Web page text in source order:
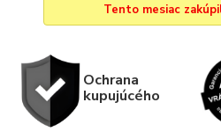
Tento mesiac
Ochrana
kupujúcého